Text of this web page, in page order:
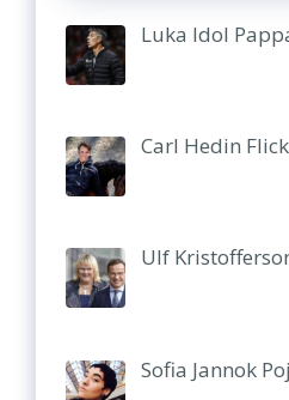
Luka Idol
Carl Hedin
Ulf
Sofia Jannok